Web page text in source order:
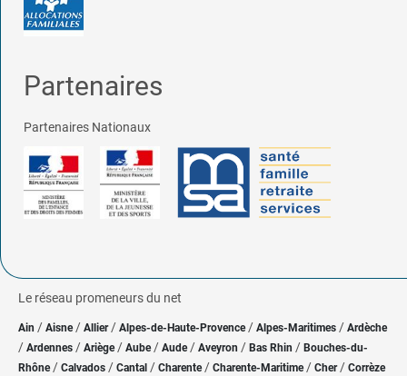
Partenaires
Partenaires Nationaux
Le réseau promeneurs du net
Ain / Aisne/ Allier/ Alpes-de-Haute-Provence / Alpes-Maritimes / Ardèche
/ Ardennes / Ariège/ Aube/ Aude / Aveyron / Bas Rhin / Bouches-du-
Rhône/ Calvados / Cantal / Charente / Charente-Maritime/ Cher / Corrèze